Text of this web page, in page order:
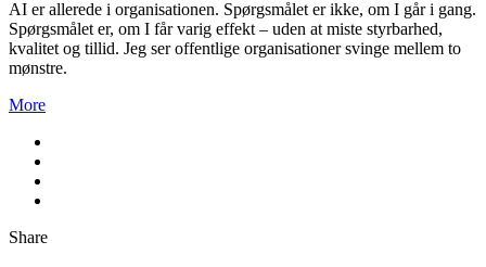
AI er allerede i organisationen. Spørgsmålet er ikke, om I går i gang.
Spørgsmålet er, om I får varig effekt – uden at miste styrbarhed,
kvalitet og tillid. Jeg ser offentlige organisationer svinge mellem to
mønstre.
More
Share